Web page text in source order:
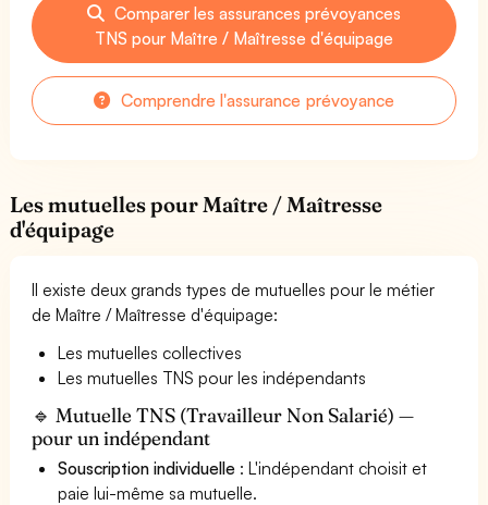
Comparer les assurances prévoyances
TNS pour Maître / Maîtresse d'équipage
Comprendre l'assurance prévoyance
Les mutuelles pour Maître / Maîtresse
d'équipage
Il existe deux grands types de mutuelles pour le métier
de Maître / Maîtresse d'équipage:
Les mutuelles collectives
Les mutuelles TNS pour les indépendants
🔹 Mutuelle TNS (Travailleur Non Salarié) —
pour un indépendant
Souscription individuelle : L'indépendant choisit et
paie lui-même sa mutuelle.